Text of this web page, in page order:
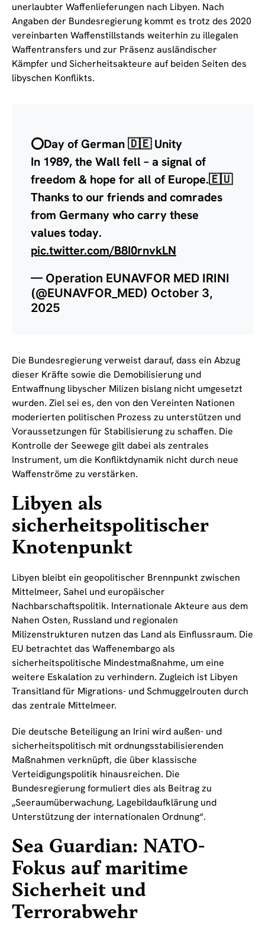
unerlaubter Waffenlieferungen nach Libyen. Nach
Angaben der Bundesregierung kommt es trotz des 2020
vereinbarten Waffenstillstands weiterhin zu illegalen
Waffentransfers und zur Präsenz ausländischer
Kämpfer und Sicherheitsakteure auf beiden Seiten des
libyschen Konflikts.
⭕️Day of German 🇩🇪 Unity
In 1989, the Wall fell – a signal of
freedom & hope for all of Europe.🇪🇺
Thanks to our friends and comrades
from Germany who carry these
values today.
pic.twitter.com/B8I0rnvkLN
— Operation EUNAVFOR MED IRINI
(@EUNAVFOR_MED) October 3,
2025
Die Bundesregierung verweist darauf, dass ein Abzug
dieser Kräfte sowie die Demobilisierung und
Entwaffnung libyscher Milizen bislang nicht umgesetzt
wurden. Ziel sei es, den von den Vereinten Nationen
moderierten politischen Prozess zu unterstützen und
Voraussetzungen für Stabilisierung zu schaffen. Die
Kontrolle der Seewege gilt dabei als zentrales
Instrument, um die Konfliktdynamik nicht durch neue
Waffenströme zu verstärken.
Libyen als
sicherheitspolitischer
Knotenpunkt
Libyen bleibt ein geopolitischer Brennpunkt zwischen
Mittelmeer, Sahel und europäischer
Nachbarschaftspolitik. Internationale Akteure aus dem
Nahen Osten, Russland und regionalen
Milizenstrukturen nutzen das Land als Einflussraum. Die
EU betrachtet das Waffenembargo als
sicherheitspolitische Mindestmaßnahme, um eine
weitere Eskalation zu verhindern. Zugleich ist Libyen
Transitland für Migrations- und Schmuggelrouten durch
das zentrale Mittelmeer.
Die deutsche Beteiligung an Irini wird außen- und
sicherheitspolitisch mit ordnungsstabilisierenden
Maßnahmen verknüpft, die über klassische
Verteidigungspolitik hinausreichen. Die
Bundesregierung formuliert dies als Beitrag zu
„Seeraumüberwachung, Lagebildaufklärung und
Unterstützung der internationalen Ordnung“.
Sea Guardian: NATO-
Fokus auf maritime
Sicherheit und
Terrorabwehr